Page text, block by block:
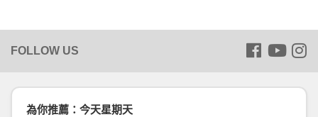
為你推薦：今天星期天